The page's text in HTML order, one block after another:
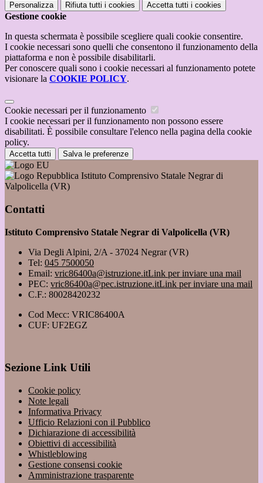
Personalizza Rifiuta tutti i cookies Accetta tutti i cookies
Gestione cookie
In questa schermata è possibile scegliere quali cookie consentire.
I cookie necessari sono quelli che consentono il funzionamento della
piattaforma e non è possibile disabilitarli.
Per conoscere quali sono i cookie necessari al funzionamento potete
visionare la COOKIE POLICY.
Cookie necessari per il funzionamento
I cookie necessari per il funzionamento non possono essere
disabilitati. È possibile consultare l'elenco nella pagina della cookie
policy.
Accetta tutti Salva le preferenze
Istituto Comprensivo Statale Negrar di
Valpolicella (VR)
Contatti
Istituto Comprensivo Statale Negrar di Valpolicella (VR)
Via Degli Alpini, 2/A - 37024 Negrar (VR)
Tel: 045 7500050
Email: vric86400a@istruzione.itLink per inviare una mail
PEC: vric86400a@pec.istruzione.itLink per inviare una mail
C.F.: 80028420232
Cod Mecc: VRIC86400A
CUF: UF2EGZ
Sezione Link Utili
Cookie policy
Note legali
Informativa Privacy
Ufficio Relazioni con il Pubblico
Dichiarazione di accessibilità
Obiettivi di accessibilità
Whistleblowing
Gestione consensi cookie
Amministrazione trasparente